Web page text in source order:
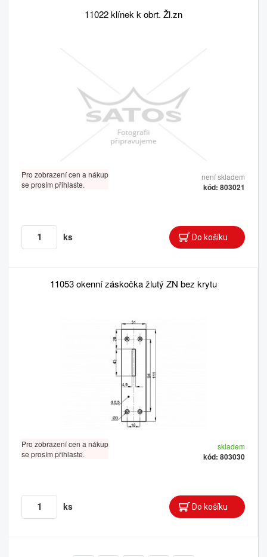
11022 klínek k obrt. Žl.zn
Pro zobrazení cen a nákup
se prosím přihlaste.
není skladem
kód: 803021
ks
11053 okenní záskočka žlutý ZN bez krytu
Pro zobrazení cen a nákup
se prosím přihlaste.
skladem
kód: 803030
ks